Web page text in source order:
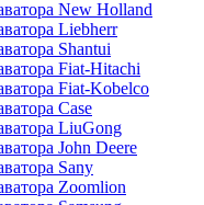
New Holland
Liebherr
Shantui
Fiat-Hitachi
Fiat-Kobelco
Case
LiuGong
John Deere
Sany
Zoomlion